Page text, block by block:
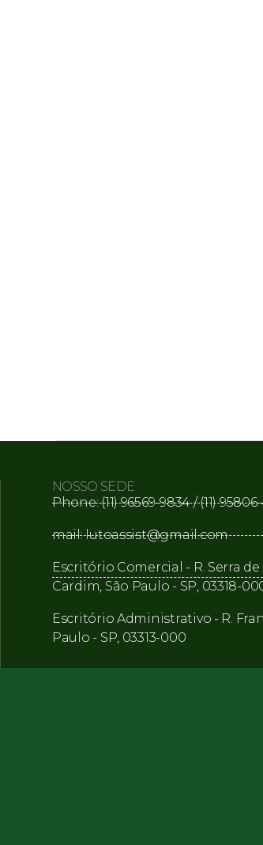
NOSSO SEDE
Phone: (11) 96569-9834 / (11)
mail: lutoassist@gmail.com
Escritório Comercial - R. Serra de
Cardim, São Paulo - SP, 03318-
Escritório Administrativo - R.
Paulo - SP, 03313-000